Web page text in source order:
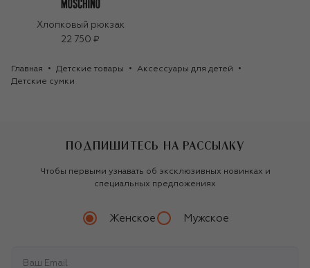
Хлопковый рюкзак
22 750 ₽
Главная Детские товары
Аксессуары для детей
Детские сумки
ПОДПИШИТЕСЬ НА РАССЫЛКУ
Чтобы первыми узнавать об эксклюзивных новинках и
специальных предложениях
Женское Мужское